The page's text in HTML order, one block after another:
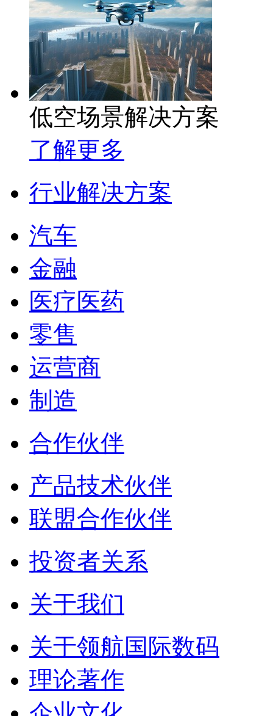
低空场景解决方案
了解更多
行业解决方案
汽车
金融
医疗医药
零售
运营商
制造
合作伙伴
产品技术伙伴
联盟合作伙伴
投资者关系
关于我们
关于领航国际数码
理论著作